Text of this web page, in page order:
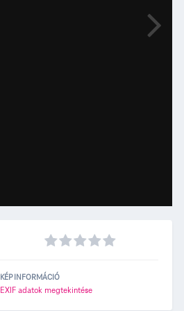
KÉP INFORMÁCIÓ
EXIF adatok megtekintése